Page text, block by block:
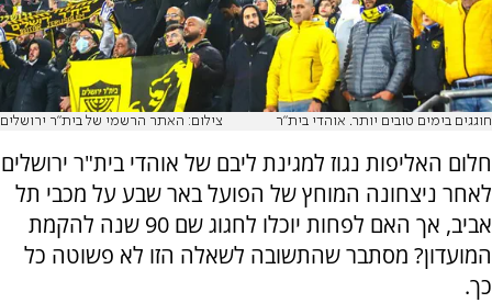
חוגגים בימים טובים יותר. אוהדי בית"ר צילום: האתר הרשמי של בית"ר ירושלים
חלום האליפות נגוז למגינת ליבם של אוהדי בית"ר ירושלים
לאחר ניצחונה המוחץ של הפועל באר שבע על מכבי תל
אביב, אך האם לפחות יוכלו לחגוג שם 90 שנה להקמת
המועדון? מסתבר שהתשובה לשאלה הזו לא פשוטה כל
כך.